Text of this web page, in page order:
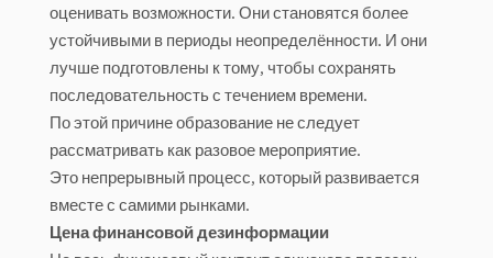
оценивать возможности. Они становятся более
устойчивыми в периоды неопределённости. И они
лучше подготовлены к тому, чтобы сохранять
последовательность с течением времени.
По этой причине образование не следует
рассматривать как разовое мероприятие.
Это непрерывный процесс, который развивается
вместе с самими рынками.
Цена финансовой дезинформации